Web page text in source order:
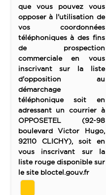
que vous pouvez vous
opposer à l'utilisation de
vos coordonnées
téléphoniques à des fins
de prospection
commerciale en vous
inscrivant sur la liste
d'opposition au
démarchage
téléphonique soit en
adressant un courrier à
OPPOSETEL (92-98
boulevard Victor Hugo,
92110 CLICHY), soit en
vous inscrivant sur la
liste rouge disponible sur
le site bloctel.gouv.fr